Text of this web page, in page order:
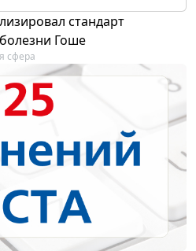
стандарт
Гоше
сфера